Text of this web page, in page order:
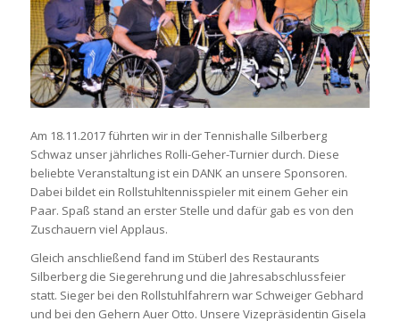
Am 18.11.2017 führten wir in der Tennishalle Silberberg
Schwaz unser jährliches Rolli-Geher-Turnier durch. Diese
beliebte Veranstaltung ist ein DANK an unsere Sponsoren.
Dabei bildet ein Rollstuhltennisspieler mit einem Geher ein
Paar. Spaß stand an erster Stelle und dafür gab es von den
Zuschauern viel Applaus.
Gleich anschließend fand im Stüberl des Restaurants
Silberberg die Siegerehrung und die Jahresabschlussfeier
statt. Sieger bei den Rollstuhlfahrern war Schweiger Gebhard
und bei den Gehern Auer Otto. Unsere Vizepräsidentin Gisela